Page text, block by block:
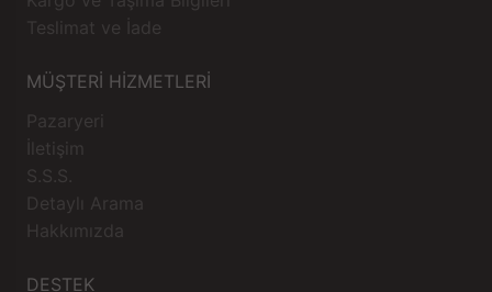
Teslimat ve İade
MÜŞTERİ HİZMETLERİ
Pazaryeri
İletişim
S.S.S.
Detaylı Arama
Hakkımızda
DESTEK